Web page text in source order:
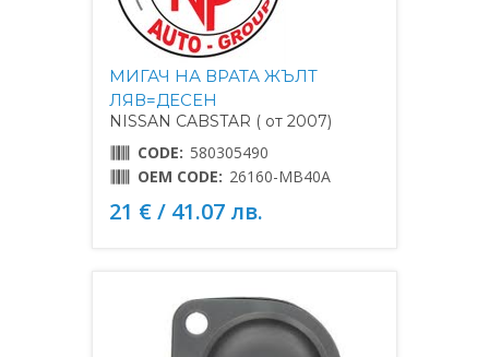
МИГАЧ НА ВРАТА ЖЪЛТ
ЛЯВ=ДЕСЕН
NISSAN CABSTAR ( от 2007)
CODE: 580305490
OEM CODE: 26160-MB40A
21 € / 41.07 лв.